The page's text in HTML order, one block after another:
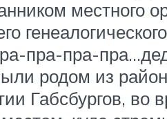
местного
пра-пра-
родом из
Габсбургов, во